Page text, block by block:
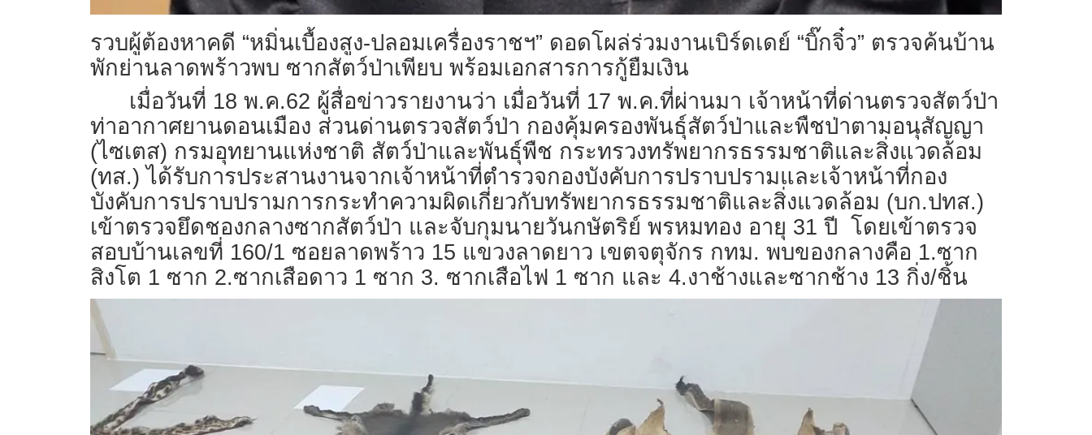
รวบผู้ต้องหาคดี “หมิ่นเบื้องสูง-ปลอมเครื่องราชฯ” ดอดโผล่ร่วมงานเบิร์ดเดย์ “บิ๊กจิ๋ว” ตรวจค้นบ้าน
พักย่านลาดพร้าวพบ ซากสัตว์ป่าเพียบ พร้อมเอกสารการกู้ยืมเงิน
เมื่อวันที่ 18 พ.ค.62 ผู้สื่อข่าวรายงานว่า เมื่อวันที่ 17 พ.ค.ที่ผ่านมา เจ้าหน้าที่ด่านตรวจสัตว์ป่า
ท่าอากาศยานดอนเมือง ส่วนด่านตรวจสัตว์ป่า กองคุ้มครองพันธุ์สัตว์ป่าและพืชป่าตามอนุสัญญา
(ไซเตส) กรมอุทยานแห่งชาติ สัตว์ป่าและพันธุ์พืช กระทรวงทรัพยากรธรรมชาติและสิ่งแวดล้อม
(ทส.) ได้รับการประสานงานจากเจ้าหน้าที่ตำรวจกองบังคับการปราบปรามและเจ้าหน้าที่กอง
บังคับการปราบปรามการกระทำความผิดเกี่ยวกับทรัพยากรธรรมชาติและสิ่งแวดล้อม (บก.ปทส.)
เข้าตรวจยึดชองกลางซากสัตว์ป่า และจับกุมนายวันกษัตริย์ พรหมทอง อายุ 31 ปี โดยเข้าตรวจ
สอบบ้านเลขที่ 160/1 ซอยลาดพร้าว 15 แขวงลาดยาว เขตจตุจักร กทม. พบของกลางคือ 1.ซาก
สิงโต 1 ซาก 2.ซากเสือดาว 1 ซาก 3. ซากเสือไฟ 1 ซาก และ 4.งาช้างและซากช้าง 13 กิ่ง/ชิ้น